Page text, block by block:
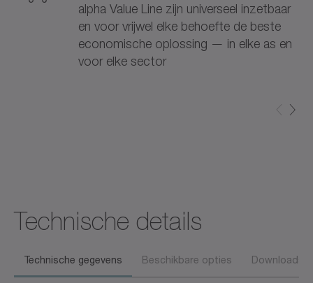
alpha Value Line zijn universeel inzetbaar
en voor vrijwel elke behoefte de beste
economische oplossing — in elke as en
voor elke sector
Technische details
Technische gegevens Beschikbare opties Downloads